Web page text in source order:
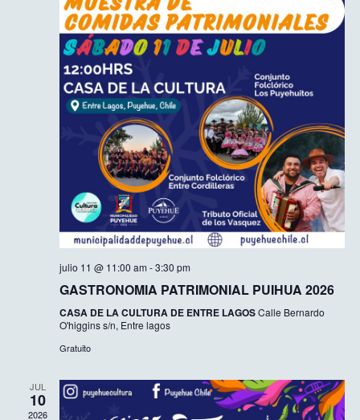
julio 11 @ 11:00 am -3:30 pm
GASTRONOMIA PATRIMONIAL PUIHUA 2026
CASA DE LA CULTURA DE ENTRE LAGOSCalle Bernardo
O'higgins s/n, Entre lagos
Gratuito
JUL
10
2026